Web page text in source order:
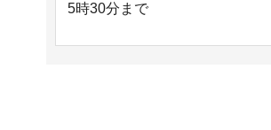
5時30分まで